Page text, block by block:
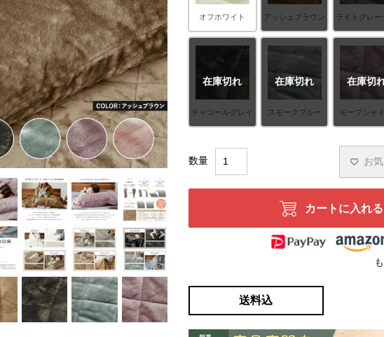
オフホワイト アッシュブラウン ライトグレー
チャコールグレイ
在庫切れ
スモークブルー
在庫切れ
モーブシャ
在庫切
お
カートに入れる
送料込